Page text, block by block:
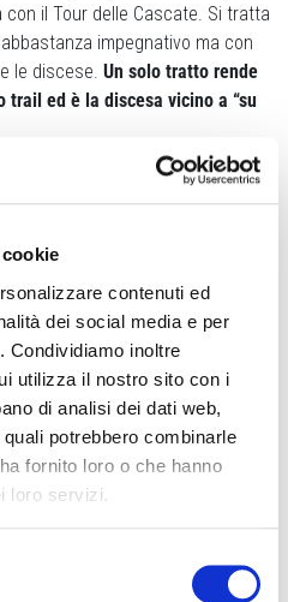
contenuti ed
dei social media e per
Condividiamo inoltre
utilizza il nostro sito con i
di analisi dei dati web,
potrebbero combinarle
fornito loro o che hanno
loro servizi.
il Tour delle Cascate. Si tratta
impegnativo ma con
le discese. Un solo tratto rende
ed è la discesa vicino a “su
un paradiso per l’off-road (foto Rally
MTB)